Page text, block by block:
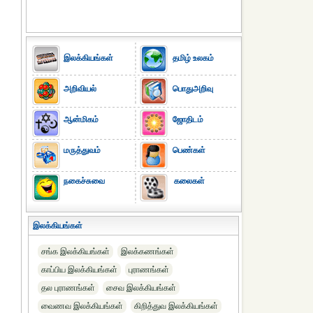
இலக்கியங்கள்
அறிவியல்
ஆன்மிகம்
மருத்துவம்
நகைச்சுவை
தமிழ் உலகம்
பொதுஅறிவு
ஜோதிடம்
பெண்கள்
கலைகள்
இலக்கியங்கள்
சங்க இலக்கியங்கள்
இலக்கணங்கள்
காப்பிய இலக்கியங்கள்
புராணங்கள்
தல புராணங்கள்
சைவ இலக்கியங்கள்
வைணவ இலக்கியங்கள்
கிறித்துவ இலக்கியங்கள்